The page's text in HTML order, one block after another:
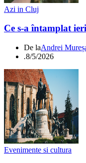
Azi in Cluj
Ce s-a întamplat
De laAndrei
.8/5/2026
Evenimente si cultura